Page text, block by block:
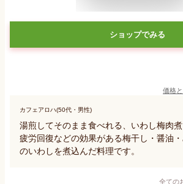
ショップでみる
価格
カフェアロハ(50代・男性)
湯煎してそのまま食べれる、いわし梅肉
疲労回復などの効果がある梅干し・醤油
のいわしを煮込んだ料理です。
全ての